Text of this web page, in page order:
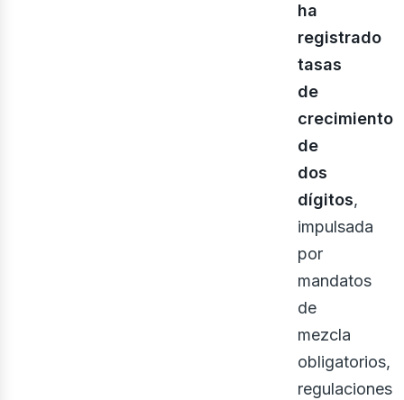
ha
registrado
tasas
de
crecimiento
de
dos
dígitos,
impulsada
por
mandatos
de
mezcla
obligatorios,
regulaciones